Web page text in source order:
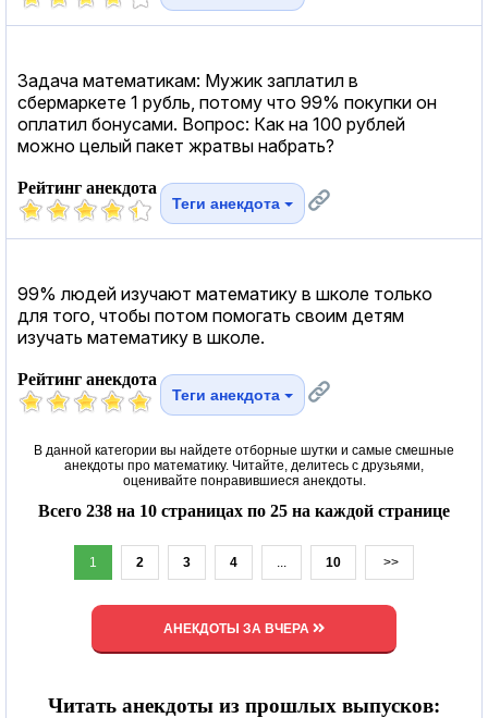
Задача математикам: Мужик заплатил в
сбермаркете 1 рубль, потому что 99% покупки он
оплатил бонусами. Вопрос: Как на 100 рублей
можно целый пакет жратвы набрать?
Рейтинг анекдота
Теги анекдота
99% людей изучают математику в школе только
для того, чтобы потом помогать своим детям
изучать математику в школе.
Рейтинг анекдота
Теги анекдота
В данной категории вы найдете отборные шутки и самые смешные
анекдоты про математику. Читайте, делитесь с друзьями,
оценивайте понравившиеся анекдоты.
Всего 238 на 10 страницах по 25 на каждой странице
1 2 3 4 ... 10 >>
АНЕКДОТЫ ЗА ВЧЕРА
Читать анекдоты из прошлых выпусков: